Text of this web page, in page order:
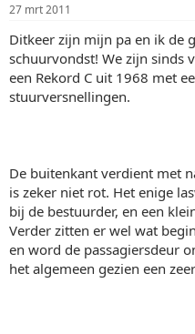
a
r
t
e
r
u
m
27 mrt 2011
Ditkeer zijn mijn pa en ik de
schuurvondst! We zijn sinds
een Rekord C uit 1968 met
stuurversnellingen.
De buitenkant verdient met
is zeker niet rot. Het enige
bij de bestuurder, en een
Verder zitten er wel wat
en word de passagiersdeur
het algemeen gezien een